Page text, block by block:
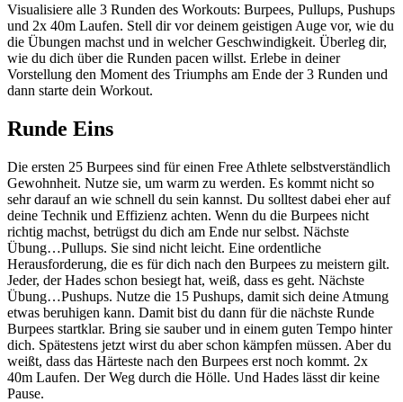
Visualisiere alle 3 Runden des Workouts: Burpees, Pullups, Pushups
und 2x 40m Laufen. Stell dir vor deinem geistigen Auge vor, wie du
die Übungen machst und in welcher Geschwindigkeit. Überleg dir,
wie du dich über die Runden pacen willst. Erlebe in deiner
Vorstellung den Moment des Triumphs am Ende der 3 Runden und
dann starte dein Workout.
Runde Eins
Die ersten 25 Burpees sind für einen Free Athlete selbstverständlich
Gewohnheit. Nutze sie, um warm zu werden. Es kommt nicht so
sehr darauf an wie schnell du sein kannst. Du solltest dabei eher auf
deine Technik und Effizienz achten. Wenn du die Burpees nicht
richtig machst, betrügst du dich am Ende nur selbst. Nächste
Übung…Pullups. Sie sind nicht leicht. Eine ordentliche
Herausforderung, die es für dich nach den Burpees zu meistern gilt.
Jeder, der Hades schon besiegt hat, weiß, dass es geht. Nächste
Übung…Pushups. Nutze die 15 Pushups, damit sich deine Atmung
etwas beruhigen kann. Damit bist du dann für die nächste Runde
Burpees startklar. Bring sie sauber und in einem guten Tempo hinter
dich. Spätestens jetzt wirst du aber schon kämpfen müssen. Aber du
weißt, dass das Härteste nach den Burpees erst noch kommt. 2x
40m Laufen. Der Weg durch die Hölle. Und Hades lässt dir keine
Pause.